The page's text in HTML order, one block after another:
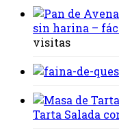
sin harina –
visitas
Tarta Salada